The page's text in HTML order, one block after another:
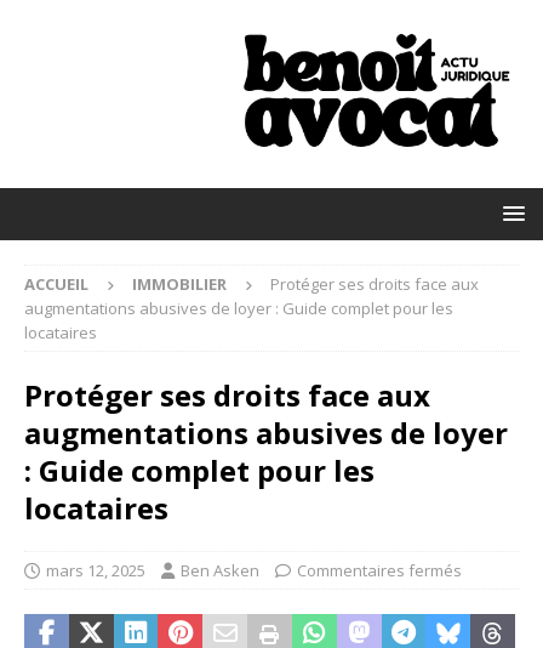
ACCUEIL IMMOBILIER
Protéger ses droits face aux
augmentations abusives de loyer : Guide complet pour les
locataires
Protéger ses droits face aux
augmentations abusives de loyer
: Guide complet pour les
locataires
mars 12, 2025 Ben Asken Commentaires fermés